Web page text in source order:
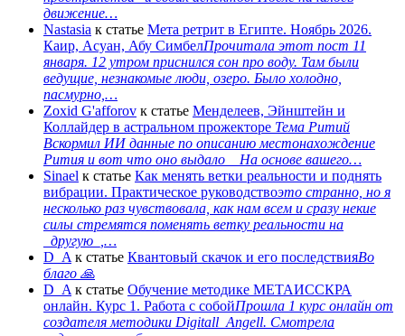
движение…
Nastasia к статье Мета ретрит в Египте. Ноябрь 2026.
Каир, Асуан, Абу СимбелПрочитала этот пост 11
января. 12 утром приснился сон про воду. Там были
ведущие, незнакомые люди, озеро. Было холодно,
пасмурно,…
Zoxid G'afforov к статье Менделеев, Эйнштейн и
Коллайдер в астральном прожекторе Тема Ритий
Вскормил ИИ данные по описанию местонахождение
Рития и вот что оно выдало На основе вашего…
Sinael к статье Как менять ветки реальности и поднять
вибрации. Практическое руководствоэто странно, но я
несколько раз чувствовала, как нам всем и сразу некие
силы стремятся поменять ветку реальности на
_другую_,…
D_A к статье Квантовый скачок и его последствияВо
благо 🙏
D_A к статье Обучение методике МЕТАИССКРА
онлайн. Курс 1. Работа с собойПрошла 1 курс онлайн от
создателя методики Digitall_Angell. Смотрела